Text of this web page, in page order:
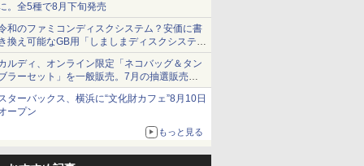
。全5種で8月下旬発売
和のファミコンディスクシステム？安価に書
換え可能なGB用「しましまディスクシステ
」
ルディ、オンライン限定「ネコバッグ＆タン
ラーセット」を一般販売。7月の抽選販売の
選無効分
ターバックス、横浜に“文化財カフェ”8月10日
ープン
もっと見る